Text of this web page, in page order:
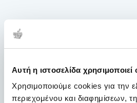
Αυτή η ιστοσελίδα χρησιμοποιεί
Χρησιμοποιούμε cookies για την
περιεχομένου και διαφημίσεων,